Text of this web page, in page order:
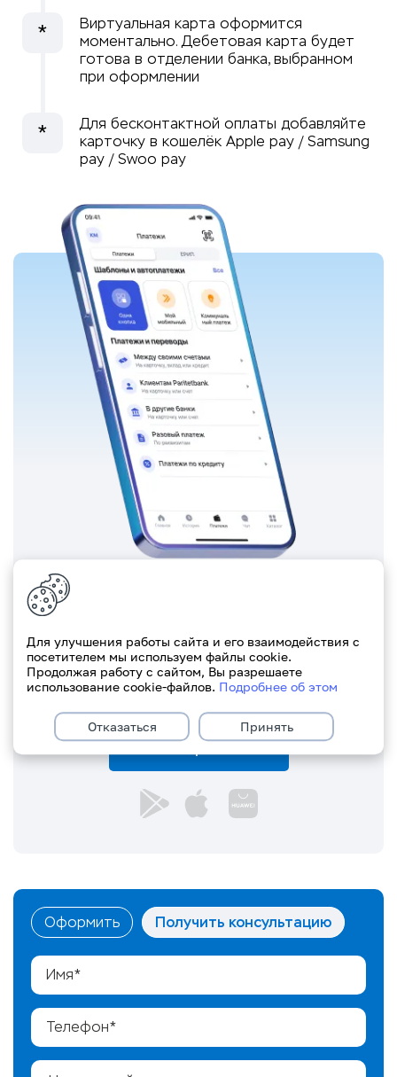
*
Виртуальная карта оформится
моментально. Дебетовая карта будет
готова в отделении банка, выбранном
при оформлении
*
Для бесконтактной оплаты добавляйте
карточку в кошелёк Apple pay / Samsung
pay / Swoo pay
Одноприложение— много
возможностей
Оформить Получить консультацию
Для улучшения работы сайта и его взаимодействия с
посетителем мы используем файлы cookie.
Продолжая работу с сайтом, Вы разрешаете
использование cookie-файлов. Подробнее об этом
Отказаться Принять